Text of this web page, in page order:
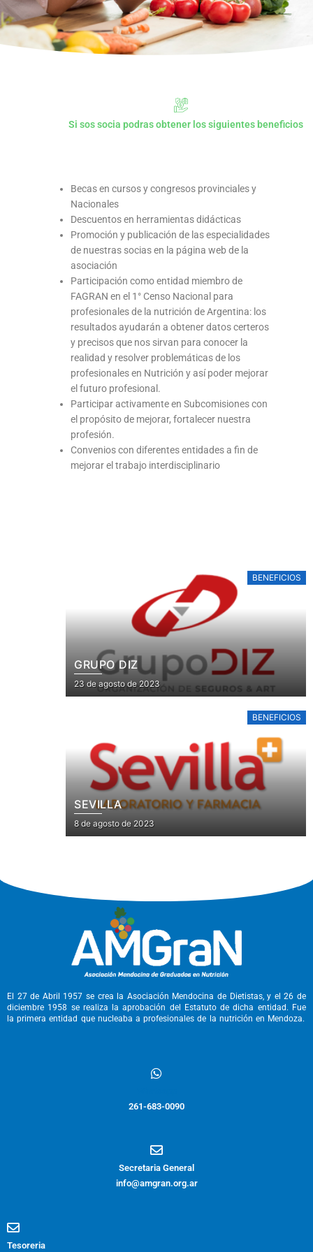
Si sos socia podras obtener los siguientes beneficios
Becas en cursos y congresos provinciales y
Nacionales
Descuentos en herramientas didácticas
Promoción y publicación de las especialidades
de nuestras socias en la página web de la
asociación
Participación como entidad miembro de
FAGRAN en el 1° Censo Nacional para
profesionales de la nutrición de Argentina: los
resultados ayudarán a obtener datos certeros
y precisos que nos sirvan para conocer la
realidad y resolver problemáticas de los
profesionales en Nutrición y así poder mejorar
el futuro profesional.
Participar activamente en Subcomisiones con
el propósito de mejorar, fortalecer nuestra
profesión.
Convenios con diferentes entidades a fin de
mejorar el trabajo interdisciplinario
BENEFICIOS
GRUPO DIZ
Posted
on
23 de agosto de 2023
BENEFICIOS
SEVILLA
Posted
on
8 de agosto de 2023
El 27 de Abril 1957 se crea la Asociación Mendocina de Dietistas, y el 26 de
diciembre 1958 se realiza la aprobación del Estatuto de dicha entidad. Fue
la primera entidad que nucleaba a profesionales de la nutrición en Mendoza.
261-683-0090
Secretaria General
info@amgran.org.ar
Tesoreria